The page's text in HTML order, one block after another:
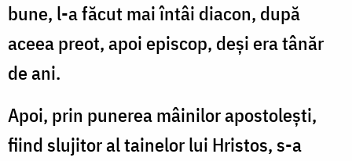
bune, l-a făcut mai întâi diacon, după
aceea preot, apoi episcop, deși era tânăr
de ani.
Apoi, prin punerea mâinilor apostolești,
fiind slujitor al tainelor lui Hristos, s-a